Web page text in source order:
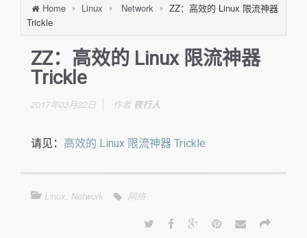
Home Linux Network
ZZ：高效的 Linux 限流神器
Trickle
ZZ：高效的 Linux 限流神器
Trickle
2017年03月22日 作者 夜行人
请见： 高效的 Linux 限流神器 Trickle
Linux, Network 网络